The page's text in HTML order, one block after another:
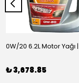
₺ 3,678.85